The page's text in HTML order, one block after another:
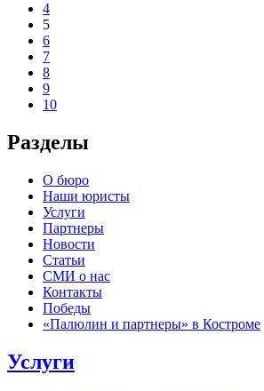
4
5
6
7
8
9
10
Разделы
О бюро
Наши юристы
Услуги
Партнеры
Новости
Статьи
СМИ о нас
Контакты
Победы
«Палюлин и партнеры» в Костроме
Услуги